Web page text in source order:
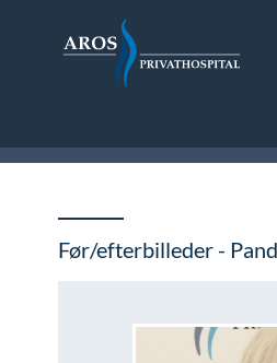
Før/efterbilleder -